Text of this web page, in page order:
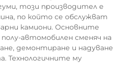
този производител е
по който се обслужват
камиони. Основните
автомобилен сменяч на
демонтиране и надуване
Технологичните му